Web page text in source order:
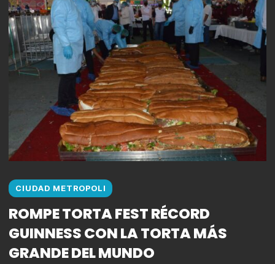
CIUDAD METROPOLI
ROMPE TORTA FEST RÉCORD
GUINNESS CON LA TORTA MÁS
GRANDE DEL MUNDO